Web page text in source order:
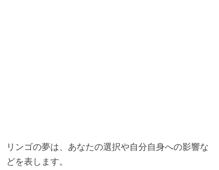
リンゴの夢は、あなたの選択や自分自身への影響な
どを表します。